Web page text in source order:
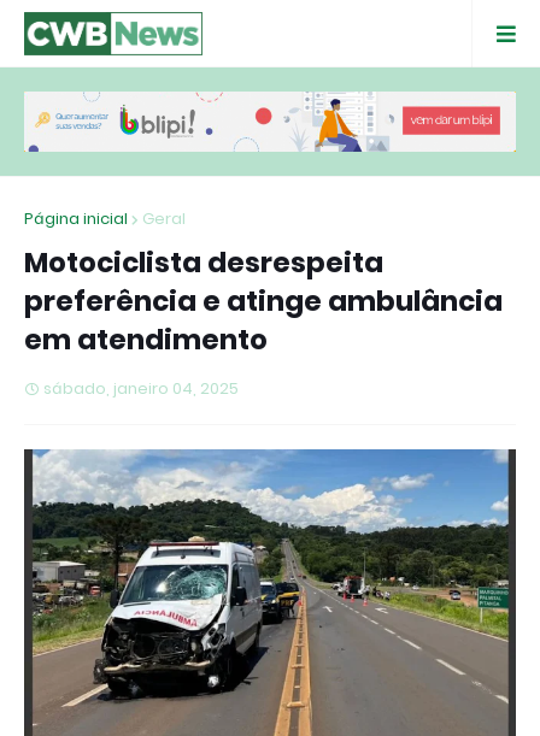
Página inicial Geral
Motociclista desrespeita
preferência e atinge ambulância
em atendimento
sábado, janeiro 04, 2025